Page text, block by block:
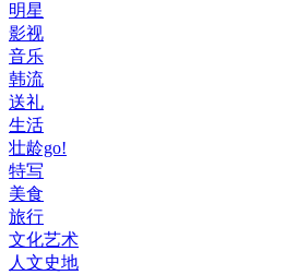
明星
影视
音乐
韩流
送礼
生活
壮龄go!
特写
美食
旅行
文化艺术
人文史地